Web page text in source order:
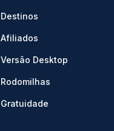
Destinos
Afiliados
Versão Desktop
Rodomilhas
Gratuidade